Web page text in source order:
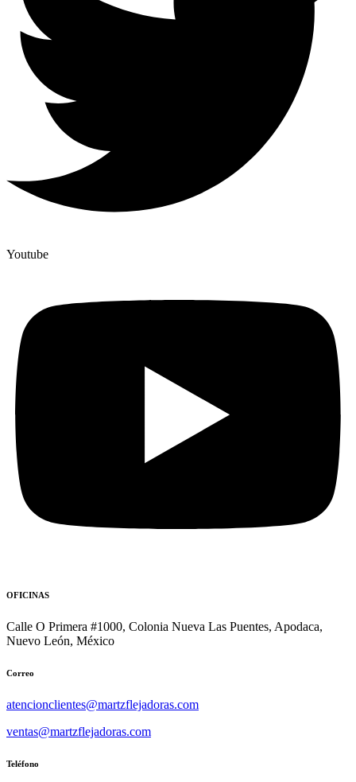
Youtube
OFICINAS
Calle O Primera #1000, Colonia Nueva Las Puentes, Apodaca,
Nuevo León, México
Correo
atencionclientes@martzflejadoras.com
ventas@martzflejadoras.com
Teléfono